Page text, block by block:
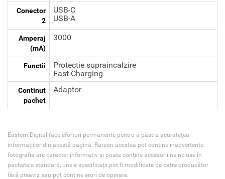
Conector
2
USB-C
USB-A
Amperaj
(mA)
3000
Functii
Protectie supraincalzire
Fast Charging
Continut
pachet
Adaptor
Eastern Digital face eforturi permanente pentru a păstra acurateţea
informaţiilor din acestă pagină. Rareori acestea pot conţine inadvertenţe:
fotografia are caracter informativ şi poate conţine accesorii neincluse în
pachetele standard, unele specificaţii pot fi modificate de catre producător
fără preaviz sau pot conţine erori de operare.